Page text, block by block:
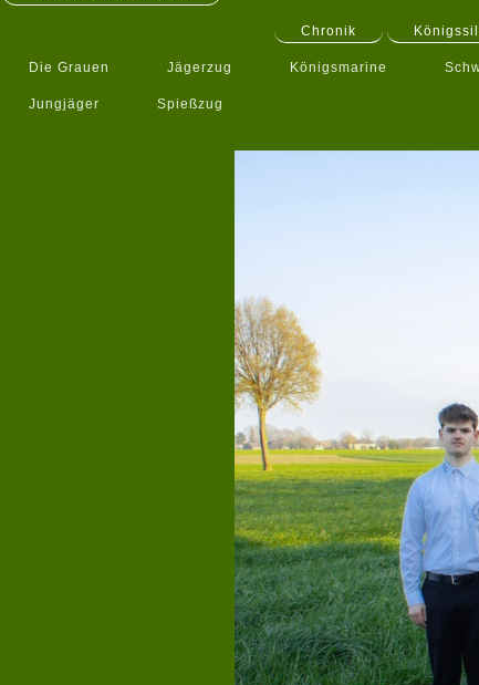
Chronik
Die Grauen Jägerzug Königsmarine
Jungjäger Spießzug